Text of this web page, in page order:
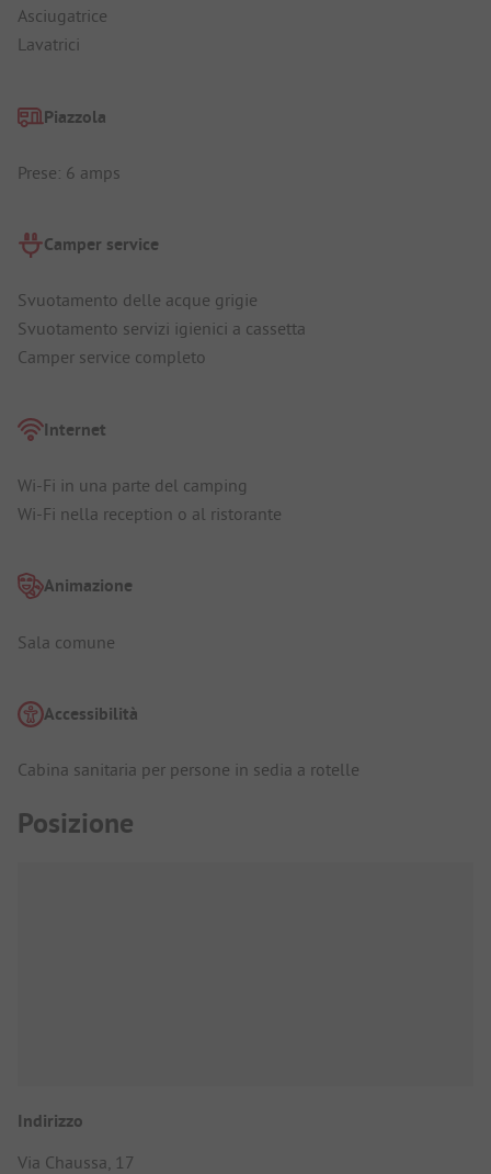
Asciugatrice
Lavatrici
Piazzola
Prese: 6 amps
Camper service
Svuotamento delle acque grigie
Svuotamento servizi igienici a cassetta
Camper service completo
Internet
Wi-Fi in una parte del camping
Wi-Fi nella reception o al ristorante
Animazione
Sala comune
Accessibilità
Cabina sanitaria per persone in sedia a rotelle
Posizione
Indirizzo
Via Chaussa, 17